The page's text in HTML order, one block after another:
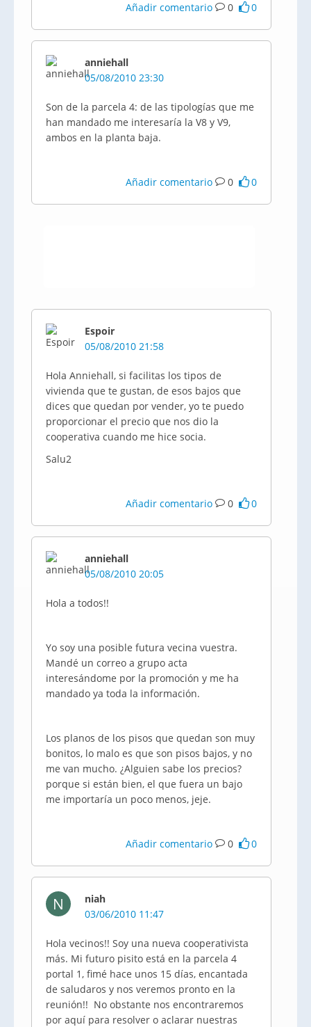
Añadir comentario 0 0
anniehall
05/08/2010 23:30
Son de la parcela 4: de las tipologías que me
han mandado me interesaría la V8 y V9,
ambos en la planta baja.
Añadir comentario 0 0
Espoir
05/08/2010 21:58
Hola Anniehall, si facilitas los tipos de
vivienda que te gustan, de esos bajos que
dices que quedan por vender, yo te puedo
proporcionar el precio que nos dio la
cooperativa cuando me hice socia.
Salu2
Añadir comentario 0 0
anniehall
05/08/2010 20:05
Hola a todos!!
Yo soy una posible futura vecina vuestra.
Mandé un correo a grupo acta
interesándome por la promoción y me ha
mandado ya toda la información.
Los planos de los pisos que quedan son muy
bonitos, lo malo es que son pisos bajos, y no
me van mucho. ¿Alguien sabe los precios?
porque si están bien, el que fuera un bajo
me importaría un poco menos, jeje.
Añadir comentario 0 0
N
niah
03/06/2010 11:47
Hola vecinos!! Soy una nueva cooperativista
más. Mi futuro pisito está en la parcela 4
portal 1, fimé hace unos 15 días, encantada
de saludaros y nos veremos pronto en la
reunión!! No obstante nos encontraremos
por aquí para resolver o aclarar nuestras